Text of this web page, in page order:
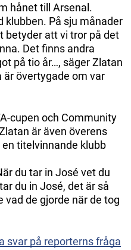
hånet till Arsenal.
klubben. På sju månader
betyder att vi tror på det
Det finns andra
på tio år…, säger Zlatan
är övertygade om var
cupen och Community
är även överens
titelvinnande klubb
du tar in José vet du
du in José, det är så
vad de gjorde när de tog
svar på reporterns fråga